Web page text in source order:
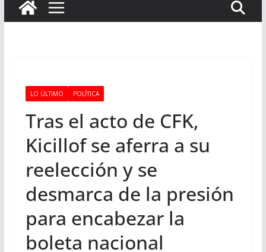
LO ÚLTIMO POLÍTICA
Tras el acto de CFK,
Kicillof se aferra a su
reelección y se
desmarca de la presión
para encabezar la
boleta nacional